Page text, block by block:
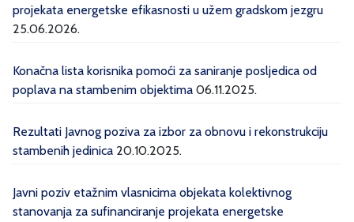
projekata energetske efikasnosti u užem gradskom jezgru
25.06.2026.
Konačna lista korisnika pomoći za saniranje posljedica od
poplava na stambenim objektima 06.11.2025.
Rezultati Javnog poziva za izbor za obnovu i rekonstrukciju
stambenih jedinica 20.10.2025.
Javni poziv etažnim vlasnicima objekata kolektivnog
stanovanja za sufinanciranje projekata energetske